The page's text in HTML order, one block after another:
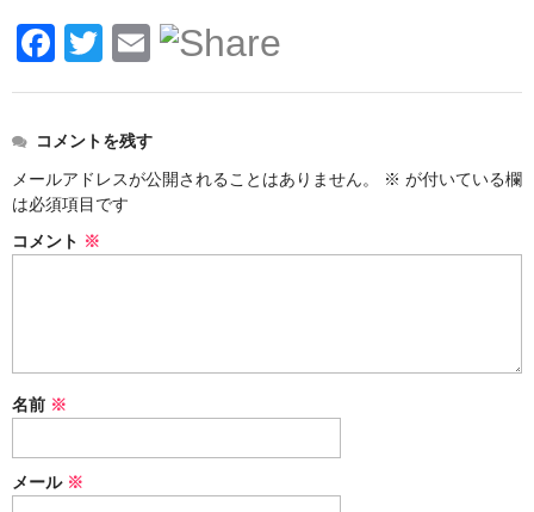
F
a
e
b
o
T
wi
er
E
m
コメントを残す
メールアドレスが公開されることはありません。
※ が付いている欄
は必須項目です
コメント ※
名前 ※
メール ※